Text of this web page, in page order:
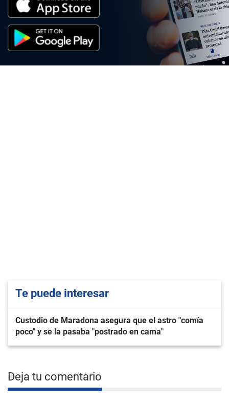
Te puede interesar
Custodio de Maradona asegura que el astro "comía
poco" y se la pasaba "postrado en cama"
Deja tu comentario